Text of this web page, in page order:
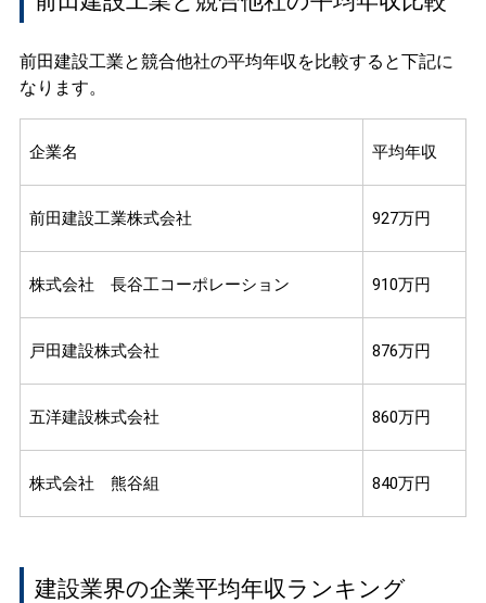
前田建設工業と競合他社の平均年収を比較すると下記に
なります。
企業名 平均年収
前田建設工業株式会社 927万円
株式会社 長谷工コーポレーション 910万円
戸田建設株式会社 876万円
五洋建設株式会社 860万円
株式会社 熊谷組 840万円
建設業界の企業平均年収ランキング